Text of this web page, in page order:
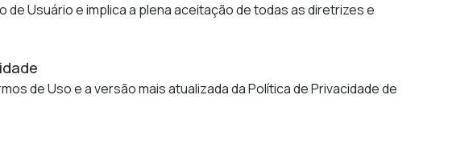
Usuário e implica a plena aceitação de todas as diretrizes e
de Uso e a versão mais atualizada da Política de Privacidade de